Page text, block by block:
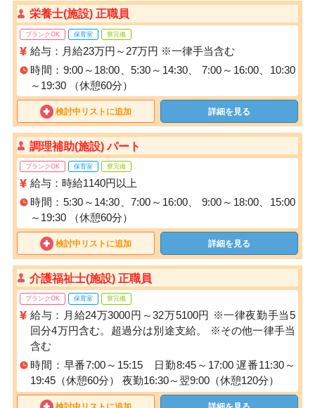
栄養士(施設) 正職員
ブランクOK 保育室 寮完備
給与：月給23万円～27万円 ※一律手当含む
時間：9:00～18:00、5:30～14:30、 7:00～16:00、10:30
～19:30 （休憩60分）
検討中リストに追加 詳細を見る
調理補助(施設) パート
ブランクOK 保育室 寮完備
給与：時給1140円以上
時間：5:30～14:30、7:00～16:00、 9:00～18:00、15:00
～19:30 （休憩60分）
検討中リストに追加 詳細を見る
介護福祉士(施設) 正職員
ブランクOK 保育室 寮完備
給与：月給24万3000円～32万5100円 ※一律夜勤手当5
回分4万円含む。超過分は別途支給。 ※その他一律手当
含む
時間：早番7:00～15:15 日勤8:45～17:00 遅番11:30～
19:45（休憩60分） 夜勤16:30～翌9:00（休憩120分）